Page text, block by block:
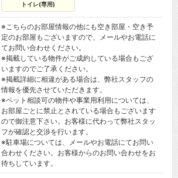
トイレ(専用)
※こちらのお部屋情報の他にも空き部屋・空き予
定のお部屋もございますので、メールやお電話に
てお問い合わせください。
※掲載している物件がご成約している場合もござ
いますのでご了承ください。
※掲載詳細に相違がある場合は、弊社スタッフの
情報を優先させていただきます。
※ペット相談可の物件や事業用利用については、
お部屋ごとに禁止とされている場合もございます
ので御注意下さい。お客様に代わって弊社スタッ
フが確認と交渉を行います。
※駐車場については、メールやお電話にてお問い
合わせください。お客様からのお問い合わせをお
待ちしています。